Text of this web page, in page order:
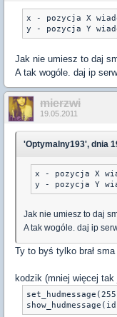
x - pozycja X
y - pozycja Y
Jak nie umiesz to daj
A tak wogóle. daj ip
mierzwi
19.05.2011
'Optymalny193', dnia
x - pozycja X
y - pozycja Y
Jak nie umiesz to daj
A tak wogóle. daj ip
Ty to byś tylko brał sma
kodzik (mniej więcej tak